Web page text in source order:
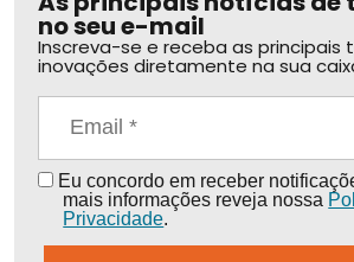
no seu e-mail
Inscreva-se e receba as principais
inovações diretamente na sua
Eu concordo em receber
mais informações reveja nossa
Privacidade.